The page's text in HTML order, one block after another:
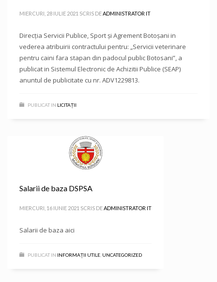
MIERCURI, 28 IULIE 2021 SCRIS DEADMINISTRATOR IT
Direcţia Servicii Publice, Sport şi Agrement Botoşani in
vederea atribuirii contractului pentru: „Servicii veterinare
pentru caini fara stapan din padocul public Botosani”, a
publicat in Sistemul Electronic de Achizitii Publice (SEAP)
anuntul de publicitate cu nr. ADV1229813.
PUBLICAT IN LICITAȚII
Salarii de baza DSPSA
MIERCURI, 16 IUNIE 2021 SCRIS DEADMINISTRATOR IT
Salarii de baza aici
PUBLICAT IN INFORMAȚII UTILE UNCATEGORIZED